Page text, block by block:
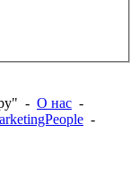
- О нас -
-